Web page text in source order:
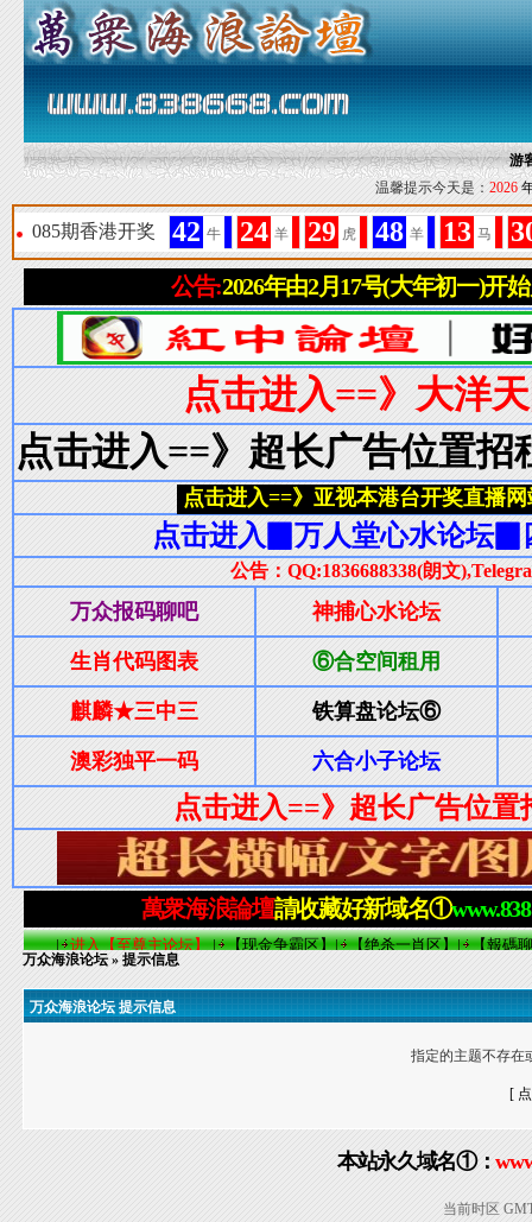
游
温馨提示今天是： 2026
万众海浪论坛 » 提示信息
万众海浪论坛 提示信息
指定的主题不存在
[
本站永久域名①：
当前时区